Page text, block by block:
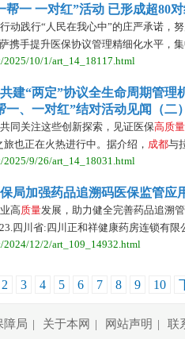
帮一 一对红”活动 已形成超80
动践行“人民在我心中”的庄严承诺，
携手提升医保协议管理精细化水平，
2025/10/1/art_14_18117.html
建“两定”协议全生命周期管理
、一对红”结对活动见闻（二）
同关注这些创新探索，见证医保高质量
也正在火热进行中。据介绍， 成都与
2025/9/26/art_14_18031.html
局加强药品追溯码医保监管应
高质量发展，助力健全完善药品追溯
四川省:四川正和祥健康药房连锁有限
2024/12/2/art_109_14932.html
2 3 4 5 6 7 8 9 10
障局 | 关于本网 | 网站声明 | 联